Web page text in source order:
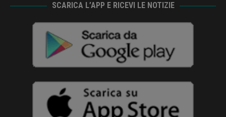
SCARICA L’APP E RICEVI LE NOTIZIE